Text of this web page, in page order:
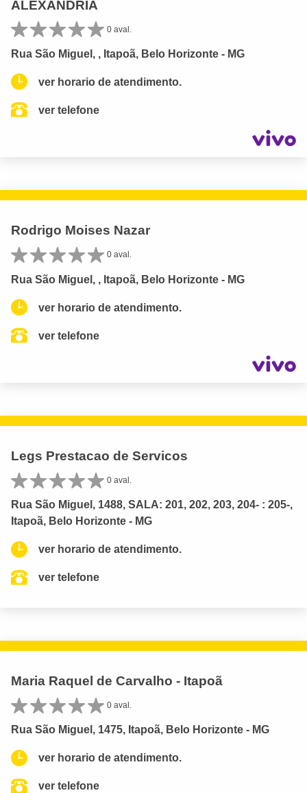
ALEXANDRIA
0 aval.
Rua São Miguel, , Itapoã, Belo Horizonte - MG
ver horario de atendimento.
ver telefone
Rodrigo Moises Nazar
0 aval.
Rua São Miguel, , Itapoã, Belo Horizonte - MG
ver horario de atendimento.
ver telefone
Legs Prestacao de Servicos
0 aval.
Rua São Miguel, 1488, SALA: 201, 202, 203, 204- : 205-,
Itapoã, Belo Horizonte - MG
ver horario de atendimento.
ver telefone
Maria Raquel de Carvalho - Itapoã
0 aval.
Rua São Miguel, 1475, Itapoã, Belo Horizonte - MG
ver horario de atendimento.
ver telefone